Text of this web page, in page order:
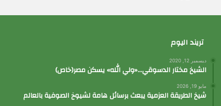
تريند اليوم
ديسمبر 12, 2020
الشيخ مختار الدسوقي…«ولي الله» يسكن مصر(خاص)
مايو 19, 2026
شيخ الطريقة العزمية يبعث برسائل هامة لشيوخ الصوفية بالعالم